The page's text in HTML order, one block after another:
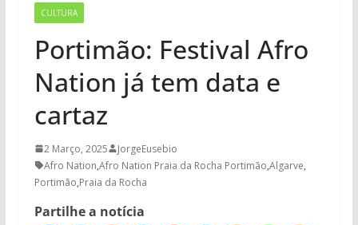
CULTURA
Portimão: Festival Afro
Nation já tem data e
cartaz
2 Março, 2025
JorgeEusebio
Afro Nation,Afro Nation Praia da Rocha Portimão,Algarve,
Portimão,Praia da Rocha
Partilhe a notícia